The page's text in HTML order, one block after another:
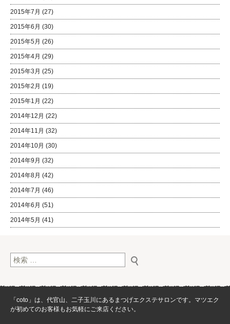
2015年7月 (27)
2015年6月 (30)
2015年5月 (26)
2015年4月 (29)
2015年3月 (25)
2015年2月 (19)
2015年1月 (22)
2014年12月 (22)
2014年11月 (32)
2014年10月 (30)
2014年9月 (32)
2014年8月 (42)
2014年7月 (46)
2014年6月 (51)
2014年5月 (41)
検索:
「coto」は、代官山、二子玉川にあるまつげエクステサロンです。マツエク
が初めてのお客様もお気軽にご来店ください。